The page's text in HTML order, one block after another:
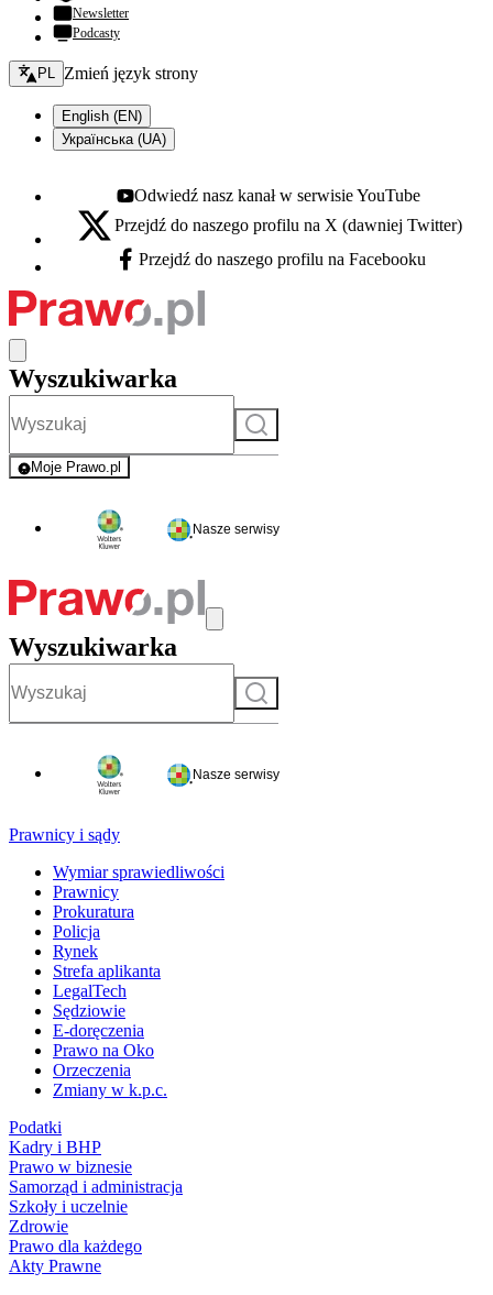
Newsletter
Podcasty
Zmień język - bieżący:
PL Zmień język strony
English (EN)
Українська (UA)
Youtube - otwiera się w nowej karcie
Odwiedź nasz kanał w serwisie YouTube
X - otwiera się w nowej karcie
Przejdź do naszego profilu na X (dawniej Twitter)
Facebook - otwiera się w nowej karcie
Przejdź do naszego profilu na Facebooku
Wyszukiwarka
Szukaj
Moje Prawo.pl
- rejestracja i logowanie do serwisu
Nasze serwisy
Wyszukiwarka
Szukaj
Nasze serwisy
Prawnicy i sądy
Wymiar sprawiedliwości
Prawnicy
Prokuratura
Policja
Rynek
Strefa aplikanta
LegalTech
Sędziowie
E-doręczenia
Prawo na Oko
Orzeczenia
Zmiany w k.p.c.
Podatki
Kadry i BHP
Prawo w biznesie
Samorząd i administracja
Szkoły i uczelnie
Zdrowie
Prawo dla każdego
Akty Prawne